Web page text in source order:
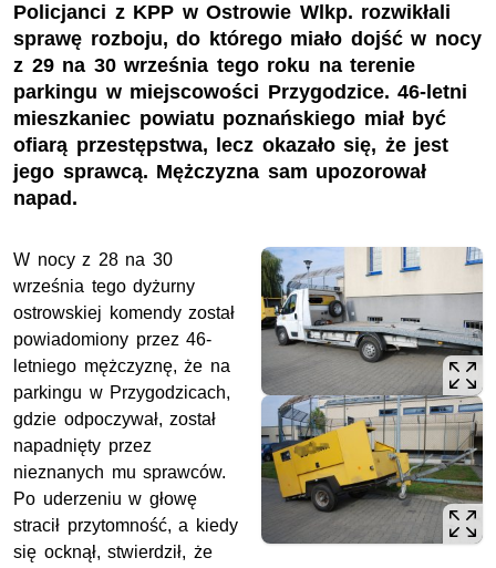
Policjanci z KPP w Ostrowie Wlkp. rozwikłali
sprawę rozboju, do którego miało dojść w nocy
z 29 na 30 września tego roku na terenie
parkingu w miejscowości Przygodzice. 46-letni
mieszkaniec powiatu poznańskiego miał być
ofiarą przestępstwa, lecz okazało się, że jest
jego sprawcą. Mężczyzna sam upozorował
napad.
W nocy z 28 na 30
września tego dyżurny
ostrowskiej komendy został
powiadomiony przez 46-
letniego mężczyznę, że na
parkingu w Przygodzicach,
gdzie odpoczywał, został
napadnięty przez
nieznanych mu sprawców.
Po uderzeniu w głowę
stracił przytomność, a kiedy
się ocknął, stwierdził, że